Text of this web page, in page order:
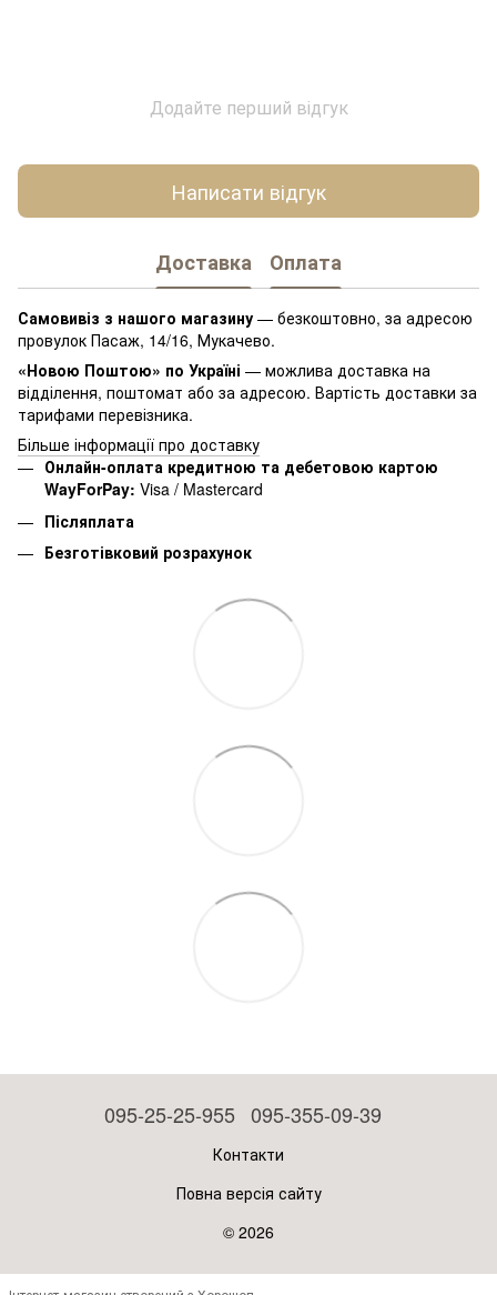
Додайте перший відгук
Написати відгук
Доставка Оплата
Самовивіз з нашого магазину — безкоштовно, за адресою
провулок Пасаж, 14/16, Мукачево.
«Новою Поштою» по Україні — можлива доставка на
відділення, поштомат або за адресою. Вартість доставки за
тарифами перевізника.
Більше інформації про доставку
Онлайн-оплата кредитною та дебетовою картою
WayForPay: Visa / Mastercard
Післяплата
Безготівковий розрахунок
095-25-25-955 095-355-09-39
Контакти
Повна версія сайту
© 2026